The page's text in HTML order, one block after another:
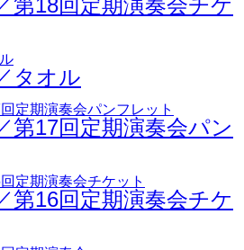
第18回定期演奏会チケ
タオル
第17回定期演奏会パン
第16回定期演奏会チケ